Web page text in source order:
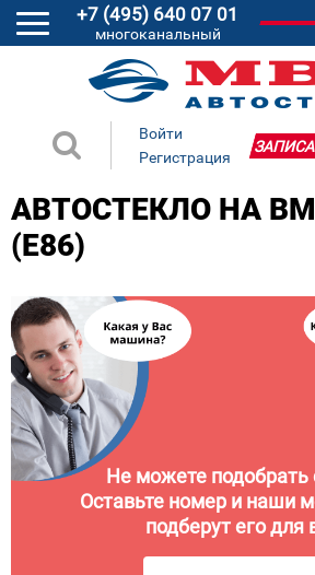
+7 (495) 640 07 01
многоканальный
Войти
Регистрация
АВТОСТЕКЛО НА
(E86)
Не можете подобрать
Оставьте номер и наши
подберут его для